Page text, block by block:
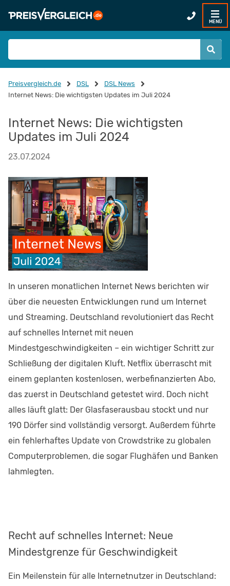
MENÜ
Preisvergleich.de DSL
DSL News
Internet News: Die wichtigsten Updates im Juli 2024
Internet News: Die wichtigsten
Updates im Juli 2024
23.07.2024
In unseren monatlichen Internet News berichten wir
über die neuesten Entwicklungen rund um Internet
und Streaming. Deutschland revolutioniert das Recht
auf schnelles Internet mit neuen
Mindestgeschwindigkeiten – ein wichtiger Schritt zur
Schließung der digitalen Kluft. Netflix überrascht mit
einem geplanten kostenlosen, werbefinanzierten Abo,
das zuerst in Deutschland getestet wird. Doch nicht
alles läuft glatt: Der Glasfaserausbau stockt und nur
190 Dörfer sind vollständig versorgt. Außerdem führte
ein fehlerhaftes Update von Crowdstrike zu globalen
Computerproblemen, die sogar Flughäfen und Banken
lahmlegten.
Recht auf schnelles Internet: Neue
Mindestgrenze für Geschwindigkeit
Ein Meilenstein für alle Internetnutzer in Deutschland: